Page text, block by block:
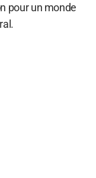
pour un monde